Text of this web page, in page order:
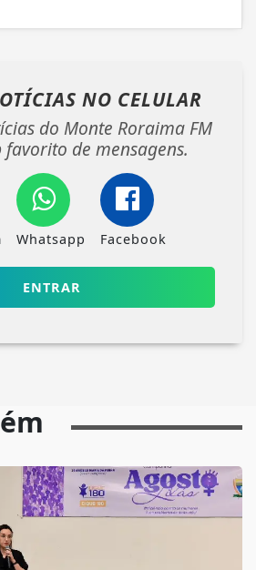
NO CELULAR
do Monte Roraima FM
favorito de mensagens.
Whatsapp Facebook
ENTRAR